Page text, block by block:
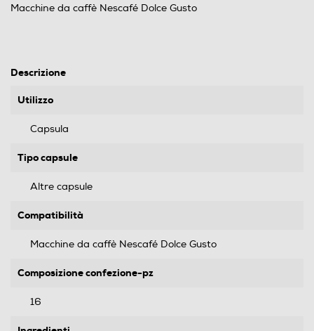
Macchine da caffè Nescafé Dolce Gusto
Descrizione
Utilizzo
Capsula
Tipo capsule
Altre capsule
Compatibilità
Macchine da caffè Nescafé Dolce Gusto
Composizione confezione-pz
16